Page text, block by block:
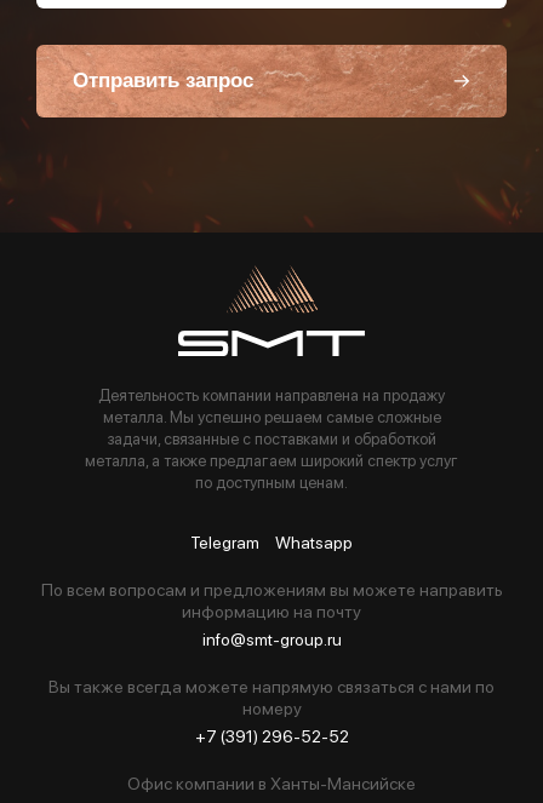
Отправить запрос
Пользуясь данной формой вы соглашаетесь с политикой компании
Деятельность компании направлена на продажу
металла. Мы успешно решаем самые сложные
задачи, связанные с поставками и обработкой
металла, а также предлагаем широкий спектр услуг
по доступным ценам.
Telegram Whatsapp
По всем вопросам и предложениям вы можете направить
информацию на почту
info@smt-group.ru
Вы также всегда можете напрямую связаться с нами по
номеру
+7 (391) 296-52-52
Офис компании в Ханты-Мансийске